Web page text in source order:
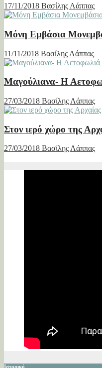
17/11/2018 Βασίλης Λάππας
Μόνη Εμβάσια
11/11/2018 Βασίλης Λάππας
Μαγούλιανα- Η
27/03/2018 Βασίλης Λάππας
Στον ιερό χώρο της
27/03/2018 Βασίλης Λάππας
Ιστορικό